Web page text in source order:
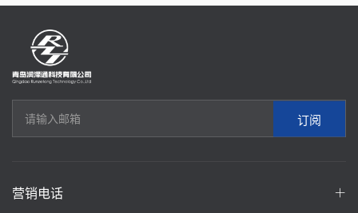
订阅
营销电话